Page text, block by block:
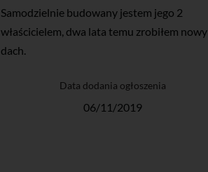
Samodzielnie budowany jestem jego 2
właścicielem, dwa lata temu zrobiłem nowy
dach.
Data dodania ogłoszenia
06/11/2019